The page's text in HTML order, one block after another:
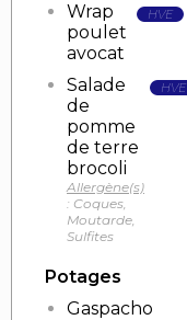
Wrap
poulet
avocat
HVE
Salade
de
pomme
de terre
brocoli
Allergène(s)
: Coques,
Moutarde,
Sulfites
HVE
Potages
Gaspacho